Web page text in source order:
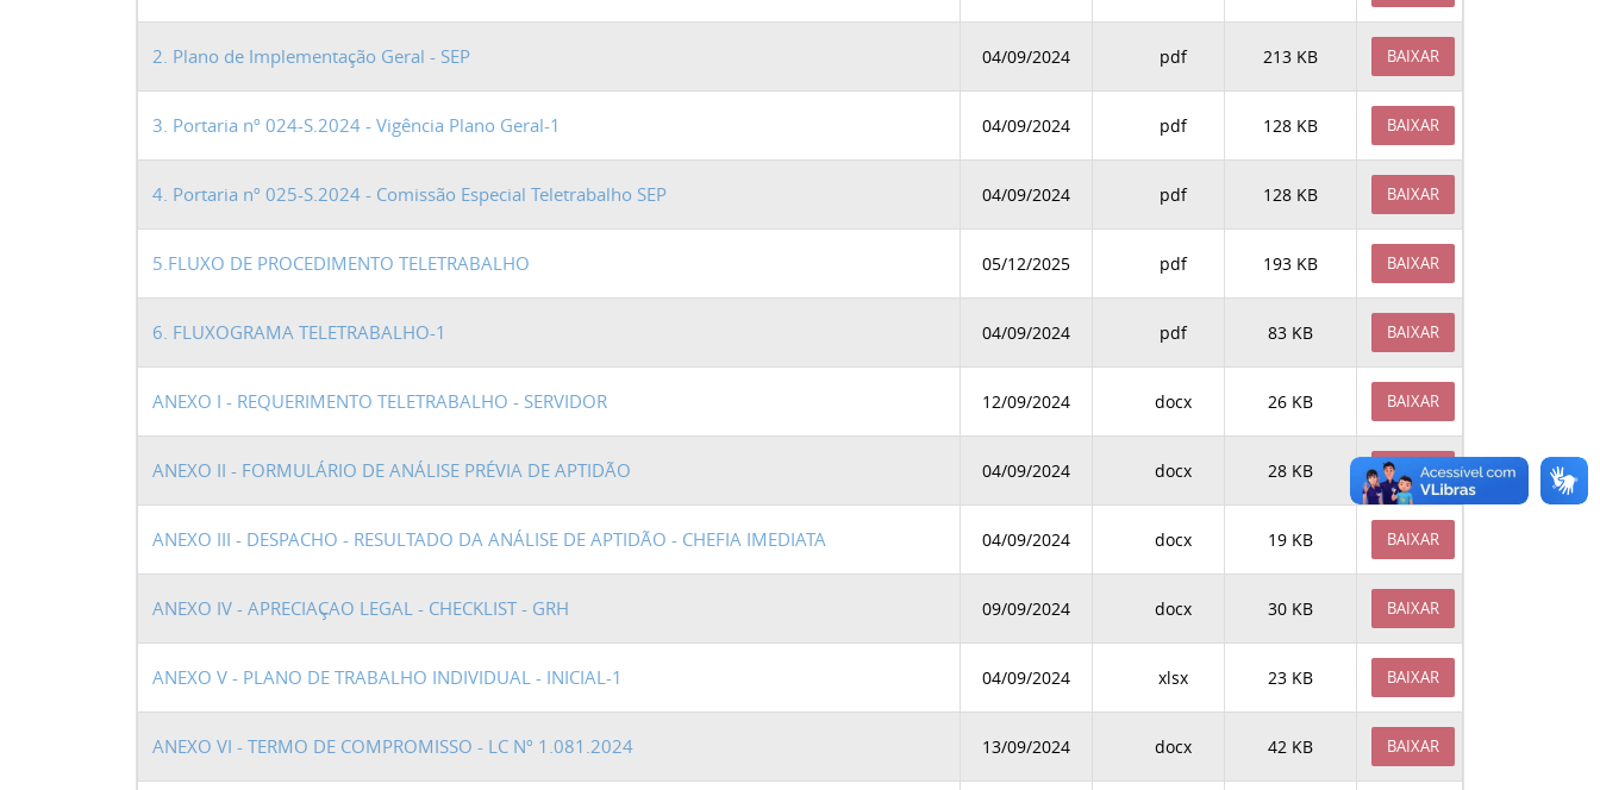
2. Plano de Implementação Geral - SEP 04/09/2024 pdf 213 KB BAIXAR
3. Portaria nº 024-S.2024 - Vigência Plano Geral-1 04/09/2024 pdf 128 KB BAIXAR
4. Portaria nº 025-S.2024 - Comissão Especial Teletrabalho SEP 04/09/2024 pdf 128 KB BAIXAR
5.FLUXO DE PROCEDIMENTO TELETRABALHO 05/12/2025 pdf 193 KB BAIXAR
6. FLUXOGRAMA TELETRABALHO-1 04/09/2024 pdf 83 KB BAIXAR
ANEXO I - REQUERIMENTO TELETRABALHO - SERVIDOR 12/09/2024 docx 26 KB BAIXAR
ANEXO II - FORMULÁRIO DE ANÁLISE PRÉVIA DE APTIDÃO 04/09/2024 docx 28 KB BAIXAR
ANEXO III - DESPACHO - RESULTADO DA ANÁLISE DE APTIDÃO - CHEFIA IMEDIATA 04/09/2024 docx 19 KB BAIXAR
ANEXO IV - APRECIAÇAO LEGAL - CHECKLIST - GRH 09/09/2024 docx 30 KB BAIXAR
ANEXO V - PLANO DE TRABALHO INDIVIDUAL - INICIAL-1 04/09/2024 xlsx 23 KB BAIXAR
ANEXO VI - TERMO DE COMPROMISSO - LC Nº 1.081.2024 13/09/2024 docx 42 KB BAIXAR